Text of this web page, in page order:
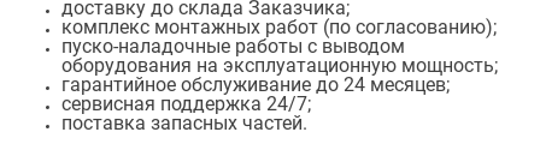
доставку до склада Заказчика;
комплекс монтажных работ (по согласованию);
пуско-наладочные работы с выводом
оборудования на эксплуатационную мощность;
гарантийное обслуживание до 24 месяцев;
сервисная поддержка 24/7;
поставка запасных частей.